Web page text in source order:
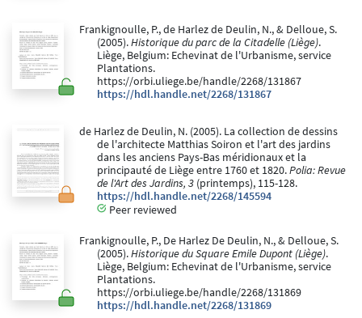
Frankignoulle, P., de Harlez de Deulin, N., & Delloue, S.
(2005).Historique du parc de la Citadelle (Liège).
Liège, Belgium: Echevinat de l'Urbanisme, service
Plantations.
https://orbi.uliege.be/handle/2268/131867
https://hdl.handle.net/2268/131867
de Harlez de Deulin, N. (2005). La collection de dessins
de l'architecte Matthias Soiron et l'art des jardins
dans les anciens Pays-Bas méridionaux et la
principauté de Liège entre 1760 et 1820.Polia: Revue
de l'Art des Jardins, 3 (printemps), 115-128.
https://hdl.handle.net/2268/145594
Peer reviewed
Frankignoulle, P., De Harlez De Deulin, N., & Delloue, S.
(2005).Historique du Square Emile Dupont (Liège).
Liège, Belgium: Echevinat de l'Urbanisme, service
Plantations.
https://orbi.uliege.be/handle/2268/131869
https://hdl.handle.net/2268/131869